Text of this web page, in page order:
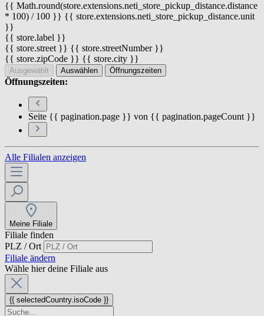
{{ Math.round(store.extensions.neti_store_pickup_distance.distance
* 100) / 100 }} {{ store.extensions.neti_store_pickup_distance.unit
}}
{{ store.label }}
{{ store.street }} {{ store.streetNumber }}
{{ store.zipCode }} {{ store.city }}
Ausgewählt Auswählen Öffnungszeiten
Öffnungszeiten:
Seite {{ pagination.page }} von {{ pagination.pageCount }}
Alle Filialen anzeigen
Meine Filiale
Filiale finden
PLZ / Ort
Filiale ändern
Wähle hier deine Filiale aus
{{ selectedCountry.isoCode }}